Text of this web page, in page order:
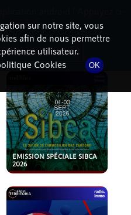
EMISSION SPÉCIALE SIBCA
2026
sur notre site, vous
afin de nous permettre
utilisateur.
Cookies
OK
l'installer.
l'application